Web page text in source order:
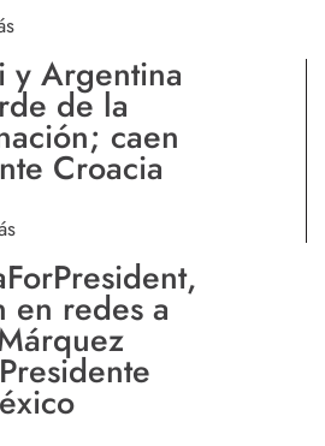
y Argentina
de la
caen
Croacia
en redes a